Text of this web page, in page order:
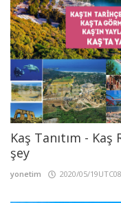
Kaş Tanıtım -
şey
yonetim 2020/05/